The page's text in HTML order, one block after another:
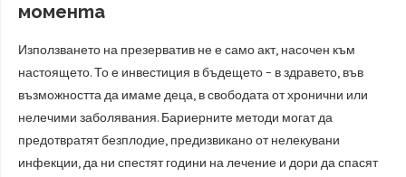
момента
Използването на презерватив не е само акт, насочен към
настоящето. То е инвестиция в бъдещето – в здравето, във
възможността да имаме деца, в свободата от хронични или
нелечими заболявания. Бариерните методи могат да
предотвратят безплодие, предизвикано от нелекувани
инфекции, да ни спестят години на лечение и дори да спасят